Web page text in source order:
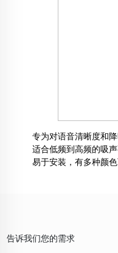
专为对语音清晰度和
适合低频到高频的吸
易于安装，有多种颜色
告诉我们您的需求